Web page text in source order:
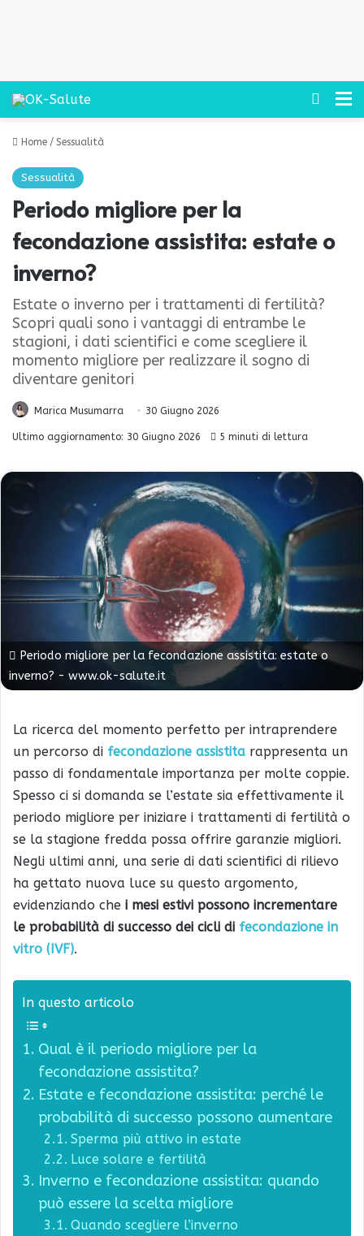
Cerca
Home / Sessualità
Sessualità
Periodo migliore per la
fecondazione assistita: estate o
inverno?
Estate o inverno per i trattamenti di fertilità?
Scopri quali sono i vantaggi di entrambe le
stagioni, i dati scientifici e come scegliere il
momento migliore per realizzare il sogno di
diventare genitori
Marica Musumarra 30 Giugno 2026
Ultimo aggiornamento: 30 Giugno 2026 5 minuti di lettura
Periodo migliore per la fecondazione assistita: estate o
inverno? - www.ok-salute.it
La ricerca del momento perfetto per intraprendere
un percorso di fecondazione assistita rappresenta un
passo di fondamentale importanza per molte coppie.
Spesso ci si domanda se l’estate sia effettivamente il
periodo migliore per iniziare i trattamenti di fertilità o
se la stagione fredda possa offrire garanzie migliori.
Negli ultimi anni, una serie di dati scientifici di rilievo
ha gettato nuova luce su questo argomento,
evidenziando che i mesi estivi possono incrementare
le probabilità di successo dei cicli di fecondazione in
vitro (IVF).
In questo articolo
Qual è il periodo migliore per la
fecondazione assistita?
Estate e fecondazione assistita: perché le
probabilità di successo possono aumentare
Sperma più attivo in estate
Luce solare e fertilità
Inverno e fecondazione assistita: quando
può essere la scelta migliore
Quando scegliere l’inverno